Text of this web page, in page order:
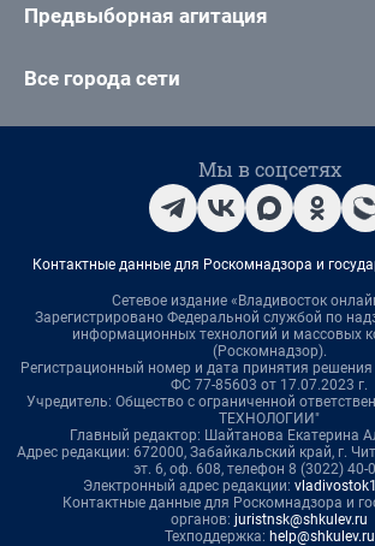
Предвыборная агитация
Все города сети
Мы в соцсетях
Контактные данные для Роскомнадзора и
Сетевое издание «Владивосток
Зарегистрировано Федеральной службой по
информационных технологий и массовых
(Роскомнадзор).
Регистрационный номер и дата принятия
ФС 77-85603 от 17.07.2023 г.
Учредитель: Общество с ограниченной
ТЕХНОЛОГИИ"
Главный редактор: Шайтанова Екатерина
Адрес редакции: 672000, Забайкальский край, г.
эт. 6, оф. 608, телефон 8 (3022) 40-
Электронный адрес редакции:
Контактные данные для Роскомнадзора и
органов: juristnsk@shkulev.ru
Техподдержка: help@shkulev.ru